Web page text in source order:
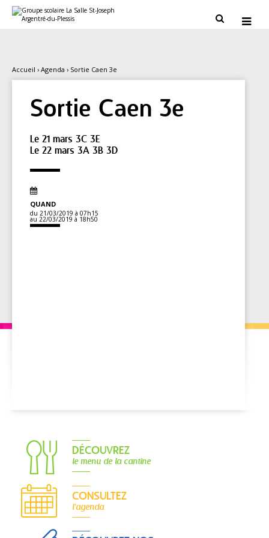
contenu.
personnels
 
Accueil › Agenda › Sortie Caen 3e
Sortie Caen 3e
Le 21 mars 3C 3E
Le 22 mars 3A 3B 3D
QUAND
du 21/03/2019 à 07h15
au 22/03/2019 à 18h50
DÉCOUVREZ
le menu de la cantine
CONSULTEZ
l'agenda